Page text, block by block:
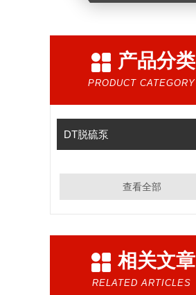
产品分类
PRODUCT CATEGORY
DT脱硫泵
查看全部
相关文章
RELATED ARTICLES